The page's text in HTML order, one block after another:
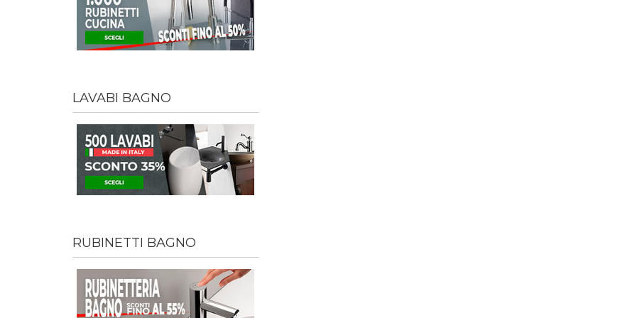
LAVABI BAGNO
RUBINETTI BAGNO